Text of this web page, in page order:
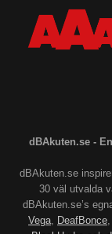
dBAkuten.se -
dBAkuten.se
30 väl utvalda
dBAkuten.se’s
Vega, DeafBonce,